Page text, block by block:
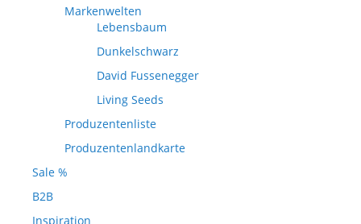
Markenwelten
Lebensbaum
Dunkelschwarz
David Fussenegger
Living Seeds
Produzentenliste
Produzentenlandkarte
Sale %
B2B
Inspiration